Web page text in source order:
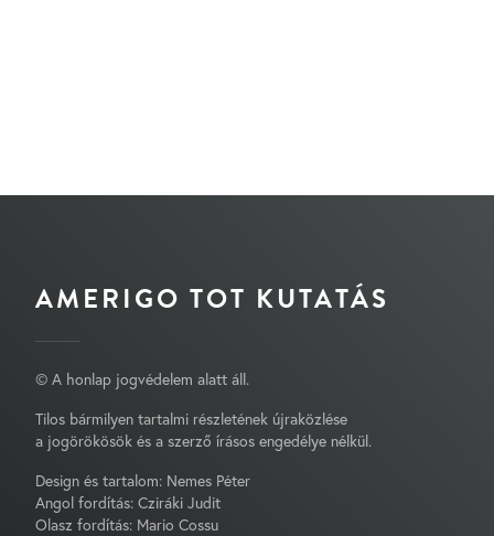
AMERIGO TOT KUTATÁS
© A honlap jogvédelem alatt áll.
Tilos bármilyen tartalmi részletének újraközlése
a jogörökösök és a szerző írásos engedélye nélkül.
Design és tartalom: Nemes Péter
Angol fordítás: Cziráki Judit
Olasz fordítás: Mario Cossu